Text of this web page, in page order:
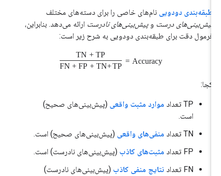
طبقه‌بندی دودویینام‌های خاصی را برای دسته‌های مختلف
پیش‌بینی‌های درستو پیش‌بینی‌های نادرستارائه می‌دهد. بنابراین،
فرمول دقت برای طبقه‌بندی دودویی به شرح زیر است:
Accuracy
=
TP
+
TN
TP
+
TN
+
FP
+
FN
کجا:
TP تعداد موارد مثبت واقعی(پیش‌بینی‌های صحیح)
است.
TN تعداد
منفی‌های واقعی(پیش‌بینی‌های صحیح) است.
FP تعداد
مثبت‌های کاذب(پیش‌بینی‌های نادرست) است.
FN تعداد
نتایج منفی کاذب(پیش‌بینی‌های نادرست)